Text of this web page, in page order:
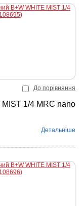
До порівняння
MIST 1/4 MRC nano
Детальніше